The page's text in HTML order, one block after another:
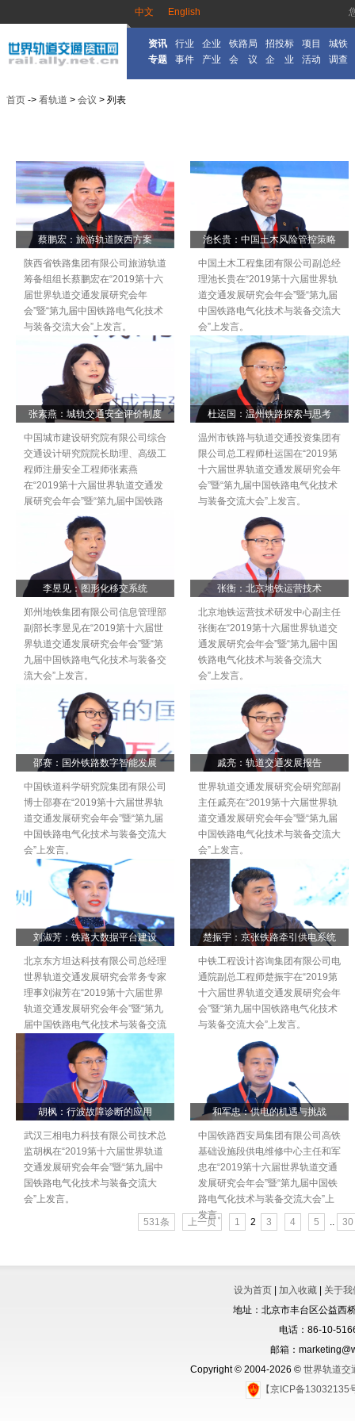
中文 English
资讯 行业 企业 铁路局 招投标 项目
城铁
专题
事件 产业 会 议 企 业 活动 调查
首页 -> 看轨道 > 会议 > 列表
蔡鹏宏：旅游轨道陕西方案
陕西省铁路集团有限公司旅游轨道
筹备组组长蔡鹏宏在“2019第十六
届世界轨道交通发展研究会年
会”暨“第九届中国铁路电气化技术
与装备交流大会”上发言。
池长贵：中国土木风险管控策略
中国土木工程集团有限公司副总经
理池长贵在“2019第十六届世界轨
道交通发展研究会年会”暨“第九届
中国铁路电气化技术与装备交流大
会”上发言。
张素燕：城轨交通安全评价制度
中国城市建设研究院有限公司综合
交通设计研究院院长助理、高级工
程师注册安全工程师张素燕
在“2019第十六届世界轨道交通发
展研究会年会”暨“第九届中国铁路
电气化技术与装备交流大会”上发
杜运国：温州铁路探索与思考
温州市铁路与轨道交通投资集团有
限公司总工程师杜运国在“2019第
十六届世界轨道交通发展研究会年
会”暨“第九届中国铁路电气化技术
与装备交流大会”上发言。
李昱见：图形化移交系统
郑州地铁集团有限公司信息管理部
副部长李昱见在“2019第十六届世
界轨道交通发展研究会年会”暨“第
九届中国铁路电气化技术与装备交
流大会”上发言。
张衡：北京地铁运营技术
北京地铁运营技术研发中心副主任
张衡在“2019第十六届世界轨道交
通发展研究会年会”暨“第九届中国
铁路电气化技术与装备交流大
会”上发言。
邵赛：国外铁路数字智能发展
中国铁道科学研究院集团有限公司
博士邵赛在“2019第十六届世界轨
道交通发展研究会年会”暨“第九届
中国铁路电气化技术与装备交流大
会”上发言。
戚亮：轨道交通发展报告
世界轨道交通发展研究会研究部副
主任戚亮在“2019第十六届世界轨
道交通发展研究会年会”暨“第九届
中国铁路电气化技术与装备交流大
会”上发言。
刘淑芳：铁路大数据平台建设
北京东方坦达科技有限公司总经理
世界轨道交通发展研究会常务专家
理事刘淑芳在“2019第十六届世界
轨道交通发展研究会年会”暨“第九
届中国铁路电气化技术与装备交流
大会”上发言。
楚振宇：京张铁路牵引供电系统
中铁工程设计咨询集团有限公司电
通院副总工程师楚振宇在“2019第
十六届世界轨道交通发展研究会年
会”暨“第九届中国铁路电气化技术
与装备交流大会”上发言。
胡枫：行波故障诊断的应用
武汉三相电力科技有限公司技术总
监胡枫在“2019第十六届世界轨道
交通发展研究会年会”暨“第九届中
国铁路电气化技术与装备交流大
会”上发言。
和军忠：供电的机遇与挑战
中国铁路西安局集团有限公司高铁
基础设施段供电维修中心主任和军
忠在“2019第十六届世界轨道交通
发展研究会年会”暨“第九届中国铁
路电气化技术与装备交流大会”上
发言。
531条 上一页 1 2 3 4 5 .. 30
设为首页 加入收藏
关于我
地址：北京市丰台区公益西
电话：86-10-
邮箱：
Copyright © 2004-2026 © 世界轨道交
【京ICP备13032135